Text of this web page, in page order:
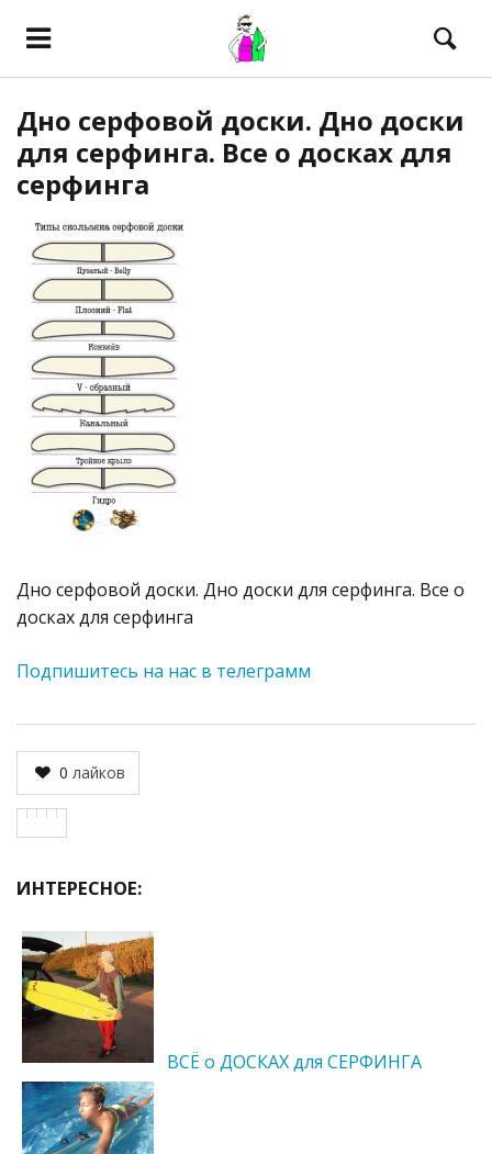
Дно серфовой доски. Дно доски
для серфинга. Все о досках для
серфинга
Дно серфовой доски. Дно доски для серфинга. Все о
досках для серфинга
Подпишитесь на нас в телеграмм
0 лайков
ИНТЕРЕСНОЕ:
ВCЁ о ДОСКАХ для СЕРФИНГА